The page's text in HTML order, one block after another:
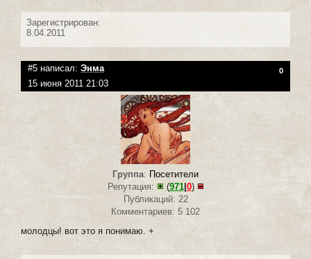
Зарегистрирован:
8.04.2011
#5 написал: Энма 0
15 июня 2011 21:03
Группа: Посетители
Репутация:
(971|0)
Публикаций: 22
Комментариев: 5 102
молодцы! вот это я понимаю. +